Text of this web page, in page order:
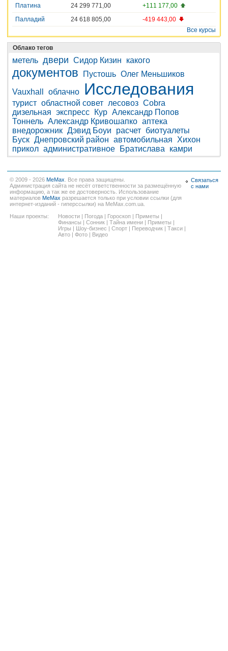
Платина
24 299 771,00
+111 177,00
Палладий
24 618 805,00
-419 443,00
Все курсы
Облако тегов
метель двери Сидор Кизин какого
документов Пустошь Олег Меньшиков
Vauxhall облачно Исследования
турист областной совет лесовоз Cobra
дизельная экспресс Кур Александр Попов
Тоннель Александр Кривошапко аптека
внедорожник Дэвид Боуи расчет биотуалеты
Буск Днепровский район автомобильная
Хихон
прикол административное Братислава камри
© 2009 - 2026 MeMax . Все права защищены.
Администрация сайта не несёт ответственности за размещённую
информацию, а так же ее достоверность. Использование
материалов MeMax разрешается только при условии ссылки (для
интернет-изданий - гиперссылки) на MeMax.com.ua.
Наши проекты:
Новости | Погода | Гороскоп | Приметы |
Финансы | Сонник | Тайна имени | Приметы |
Игры | Шоу-бизнес | Спорт | Переводчик | Такси |
Авто | Фото | Видео
Связаться
с нами